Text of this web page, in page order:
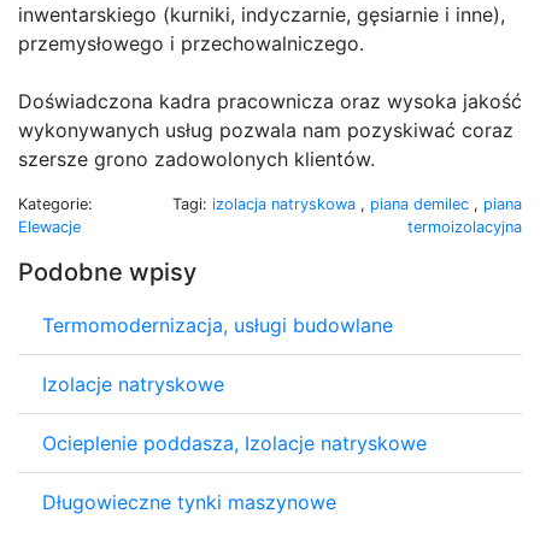
inwentarskiego (kurniki, indyczarnie, gęsiarnie i inne),
przemysłowego i przechowalniczego.
Doświadczona kadra pracownicza oraz wysoka jakość
wykonywanych usług pozwala nam pozyskiwać coraz
szersze grono zadowolonych klientów.
Kategorie:
Elewacje
Tagi: izolacja natryskowa , piana demilec , piana
termoizolacyjna
Podobne wpisy
Termomodernizacja, usługi budowlane
Izolacje natryskowe
Ocieplenie poddasza, Izolacje natryskowe
Długowieczne tynki maszynowe